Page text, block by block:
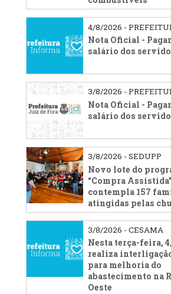
4/8/2026 -
Nota Oficial -
salário dos
3/8/2026 -
Nota Oficial -
salário dos
3/8/2026 - SEDUPP
Novo lote do
“Compra Assistida”
contempla 157
atingidas pelas
3/8/2026 - CESAMA
Nesta terça-feira,
realiza
para melhoria do
abastecimento na
Oeste